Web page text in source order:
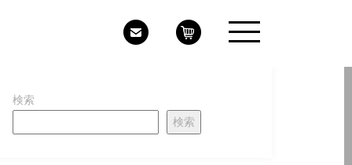
検索
検索